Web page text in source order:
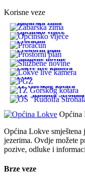
Korisne veze
Žabarska zima
Općinsko vijeće
Proračun
Prostorni plan
Službene novine
Lokve live kamera
PGŽ
TZ Gorskog kotara
OŠ "Rudolfa Strohala"
Općina
Općina Lokve smještena
jezerima. Ovdje možete
pozive, odluke i
Brze veze